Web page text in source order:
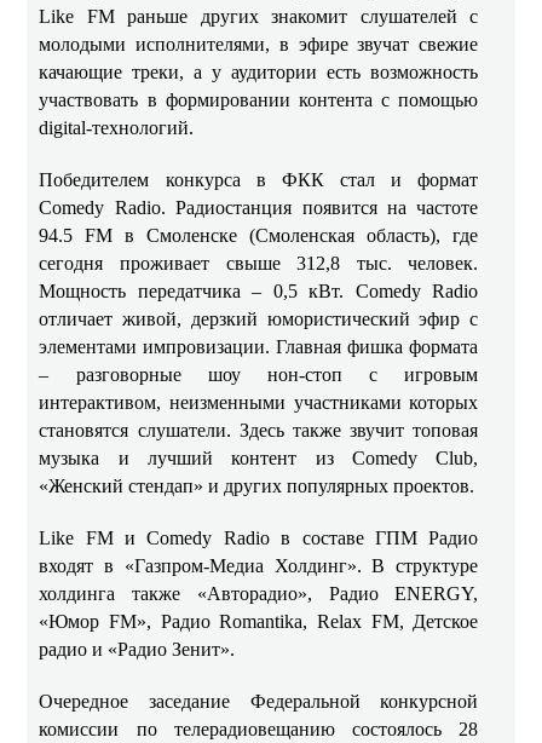
Like FM раньше других знакомит слушателей с
молодыми исполнителями, в эфире звучат свежие
качающие треки, а у аудитории есть возможность
участвовать в формировании контента с помощью
digital-технологий.
Победителем конкурса в ФКК стал и формат
Comedy Radio. Радиостанция появится на частоте
94.5 FM в Смоленске (Смоленская область), где
сегодня проживает свыше 312,8 тыс. человек.
Мощность передатчика – 0,5 кВт. Comedy Radio
отличает живой, дерзкий юмористический эфир с
элементами импровизации. Главная фишка формата
– разговорные шоу нон-стоп с игровым
интерактивом, неизменными участниками которых
становятся слушатели. Здесь также звучит топовая
музыка и лучший контент из Comedy Club,
«Женский стендап» и других популярных проектов.
Like FM и Comedy Radio в составе ГПМ Радио
входят в «Газпром-Медиа Холдинг». В структуре
холдинга также «Авторадио», Радио ENERGY,
«Юмор FM», Радио Romantika, Relax FM, Детское
радио и «Радио Зенит».
Очередное заседание Федеральной конкурсной
комиссии по телерадиовещанию состоялось 28